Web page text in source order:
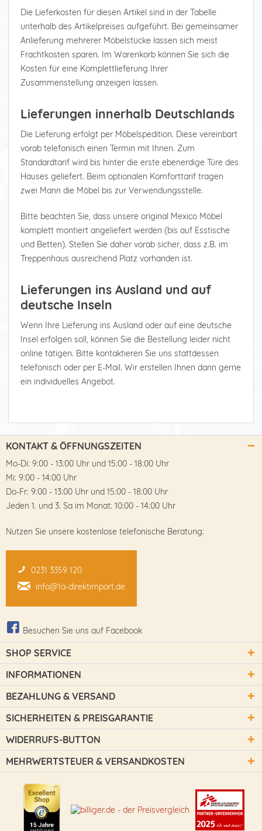
Die Lieferkosten für diesen Artikel sind in der Tabelle
unterhalb des Artikelpreises aufgeführt. Bei gemeinsamer
Anlieferung mehrerer Möbelstücke lassen sich meist
Frachtkosten sparen. Im Warenkorb können Sie sich die
Kosten für eine Komplettlieferung Ihrer
Zusammenstellung anzeigen lassen.
Lieferungen innerhalb Deutschlands
Die Lieferung erfolgt per Möbelspedition. Diese vereinbart
vorab telefonisch einen Termin mit Ihnen. Zum
Standardtarif wird bis hinter die erste ebenerdige Türe des
Hauses geliefert. Beim optionalen Komforttarif tragen
zwei Mann die Möbel bis zur Verwendungsstelle.
Bitte beachten Sie, dass unsere original Mexico Möbel
komplett montiert angeliefert werden (bis auf Esstische
und Betten). Stellen Sie daher vorab sicher, dass z.B. im
Treppenhaus ausreichend Platz vorhanden ist.
Lieferungen ins Ausland und auf
deutsche Inseln
Wenn Ihre Lieferung ins Ausland oder auf eine deutsche
Insel erfolgen soll, können Sie die Bestellung leider nicht
online tätigen. Bitte kontaktieren Sie uns stattdessen
telefonisch oder per E-Mail. Wir erstellen Ihnen dann gerne
ein individuelles Angebot.
KONTAKT & ÖFFNUNGSZEITEN
Mo-Di: 9:00 - 13:00 Uhr und 15:00 - 18:00 Uhr
Mi: 9:00 - 14:00 Uhr
Do-Fr: 9:00 - 13:00 Uhr und 15:00 - 18:00 Uhr
Jeden 1. und 3. Sa im Monat: 10:00 - 14:00 Uhr
Nutzen Sie unsere kostenlose telefonische Beratung:
0231 3359 120
info@1a-direktimport.de
Besuchen Sie uns auf Facebook
SHOP SERVICE
INFORMATIONEN
BEZAHLUNG & VERSAND
SICHERHEITEN & PREISGARANTIE
WIDERRUFS-BUTTON
MEHRWERTSTEUER & VERSANDKOSTEN